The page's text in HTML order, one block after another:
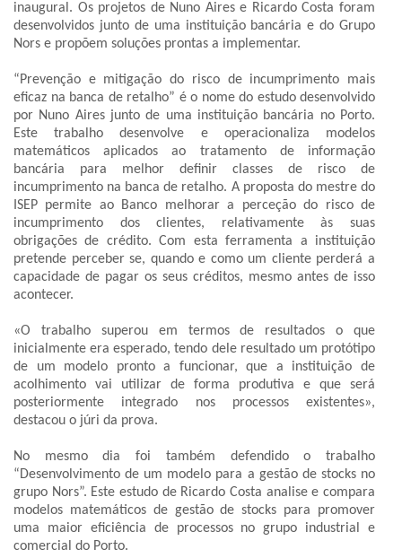
inaugural. Os projetos de Nuno Aires e Ricardo Costa foram
desenvolvidos junto de uma instituição bancária e do Grupo
Nors e propõem soluções prontas a implementar.
“Prevenção e mitigação do risco de incumprimento mais
eficaz na banca de retalho” é o nome do estudo desenvolvido
por Nuno Aires junto de uma instituição bancária no Porto.
Este trabalho desenvolve e operacionaliza modelos
matemáticos aplicados ao tratamento de informação
bancária para melhor definir classes de risco de
incumprimento na banca de retalho. A proposta do mestre do
ISEP permite ao Banco melhorar a perceção do risco de
incumprimento dos clientes, relativamente às suas
obrigações de crédito. Com esta ferramenta a instituição
pretende perceber se, quando e como um cliente perderá a
capacidade de pagar os seus créditos, mesmo antes de isso
acontecer.
«O trabalho superou em termos de resultados o que
inicialmente era esperado, tendo dele resultado um protótipo
de um modelo pronto a funcionar, que a instituição de
acolhimento vai utilizar de forma produtiva e que será
posteriormente integrado nos processos existentes»,
destacou o júri da prova.
No mesmo dia foi também defendido o trabalho
“Desenvolvimento de um modelo para a gestão de stocks no
grupo Nors”. Este estudo de Ricardo Costa analise e compara
modelos matemáticos de gestão de stocks para promover
uma maior eficiência de processos no grupo industrial e
comercial do Porto.